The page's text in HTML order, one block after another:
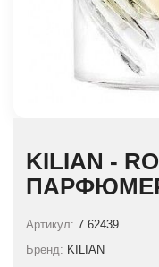
KILIAN -
Артикул: 7.62439
Бренд: KILIAN